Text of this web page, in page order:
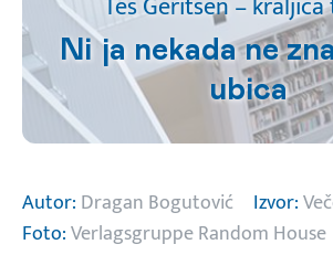
Ni ja nekada ne
ubica
Autor: Dragan Bogutović Izvor:
Foto:Verlagsgruppe Random House